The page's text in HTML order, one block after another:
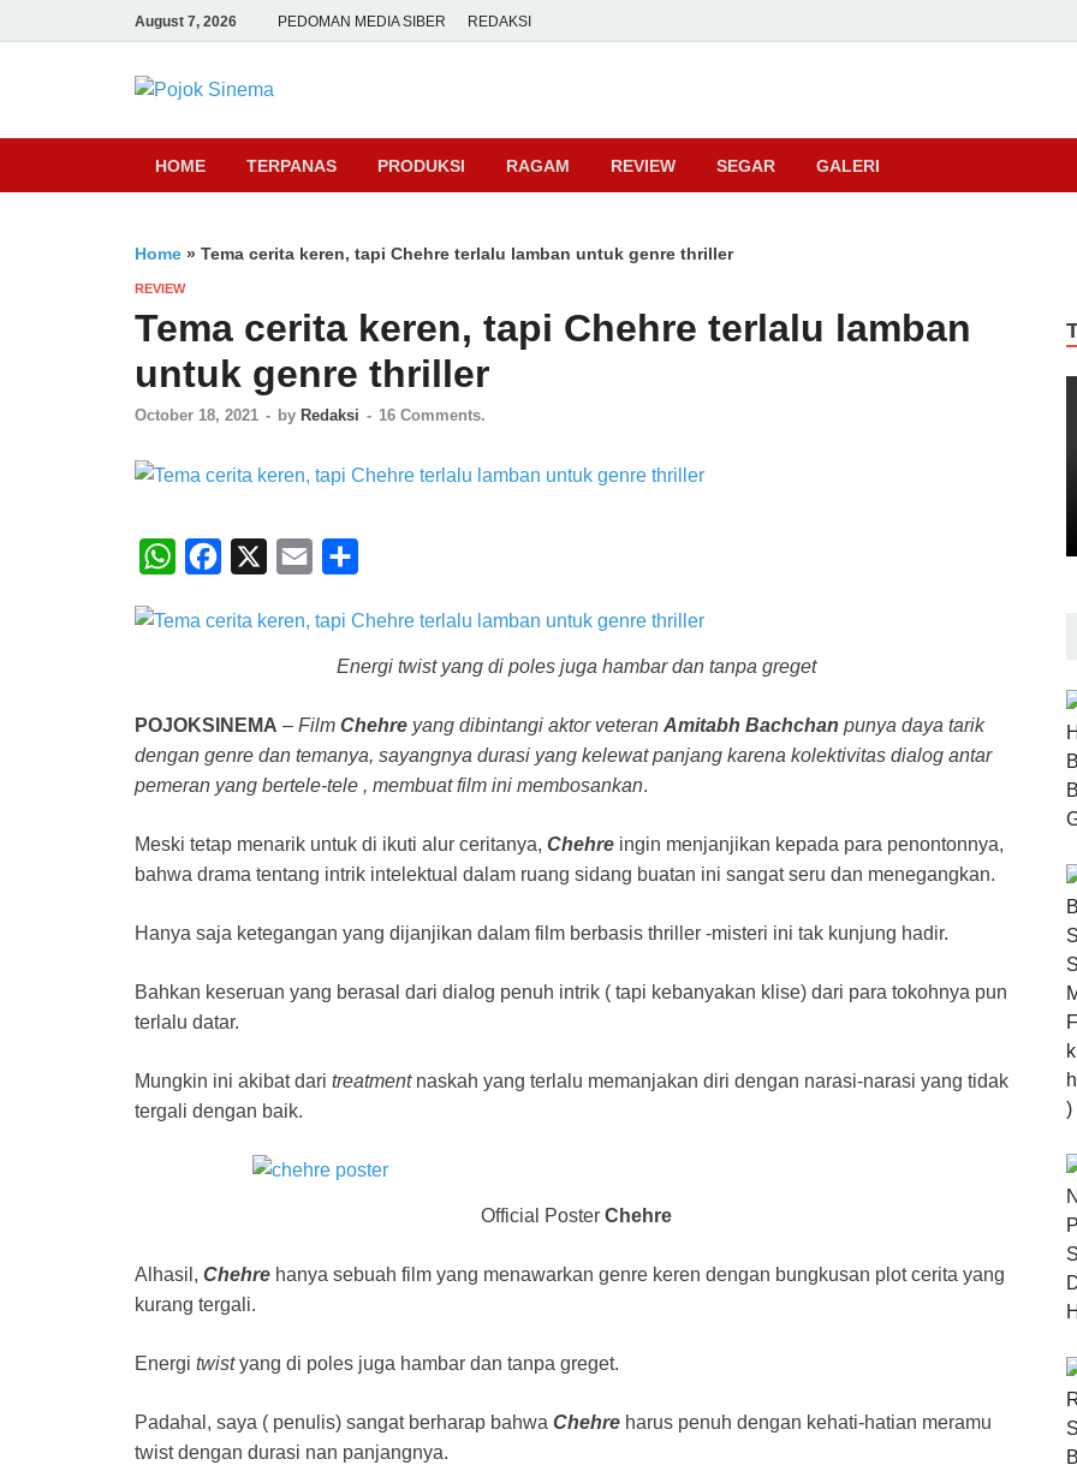
August 7, 2026 PEDOMAN MEDIA SIBER REDAKSI
Pojok Sinema
HOME TERPANAS PRODUKSI RAGAM REVIEW SEGAR GALERI
Home » Tema cerita keren, tapi Chehre terlalu lamban untuk genre thriller
REVIEW
Tema cerita keren, tapi Chehre terlalu lamban
untuk genre thriller
October 18, 2021 - by Redaksi - 16 Comments.
W
a
A
c
o
a
a
r
Energi twist yang di poles juga hambar dan tanpa greget
POJOKSINEMA – Film Chehre yang dibintangi aktor veteran Amitabh Bachchan punya daya tarik
dengan genre dan temanya, sayangnya durasi yang kelewat panjang karena kolektivitas dialog antar
pemeran yang bertele-tele , membuat film ini membosankan.
Meski tetap menarik untuk di ikuti alur ceritanya, Chehre ingin menjanjikan kepada para penontonnya,
bahwa drama tentang intrik intelektual dalam ruang sidang buatan ini sangat seru dan menegangkan.
Hanya saja ketegangan yang dijanjikan dalam film berbasis thriller -misteri ini tak kunjung hadir.
Bahkan keseruan yang berasal dari dialog penuh intrik ( tapi kebanyakan klise) dari para tokohnya pun
terlalu datar.
Mungkin ini akibat dari treatmentnaskah yang terlalu memanjakan diri dengan narasi-narasi yang tidak
tergali dengan baik.
Official Poster Chehre
Alhasil, Chehre hanya sebuah film yang menawarkan genre keren dengan bungkusan plot cerita yang
kurang tergali.
Energi twistyang di poles juga hambar dan tanpa greget.
Padahal, saya ( penulis) sangat berharap bahwa Chehre harus penuh dengan kehati-hatian meramu
twist dengan durasi nan panjangnya.